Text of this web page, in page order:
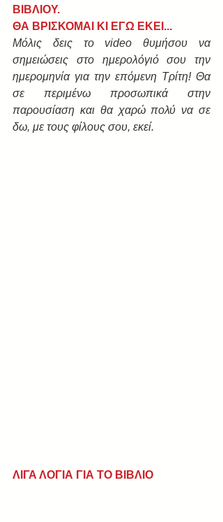
ΒΙΒΛΙΟΥ.
ΘΑ ΒΡΙΣΚΟΜΑΙ ΚΙ ΕΓΩ ΕΚΕΙ...
Μόλις δεις το video θυμήσου να
σημειώσεις στο ημερολόγιό σου την
ημερομηνία για την επόμενη Τρίτη! Θα
σε περιμένω προσωπικά στην
παρουσίαση και θα χαρώ πολύ να σε
δω, με τους φίλους σου, εκεί.
ΛΙΓΑ ΛΟΓΙΑ ΓΙΑ ΤΟ ΒΙΒΛΙΟ